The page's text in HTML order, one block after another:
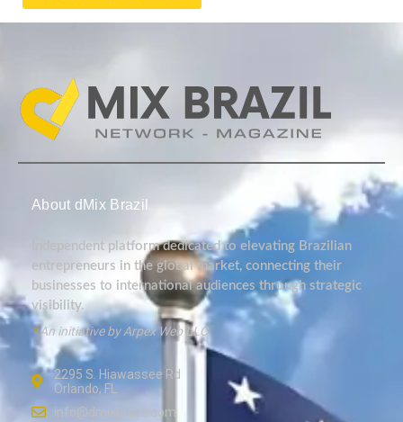
About dMix Brazil
Independent platform dedicated to elevating Brazilian
entrepreneurs in the global market, connecting their
businesses to international audiences through strategic
visibility.
*An initiative by Arpex Web LLC.
2295 S. Hiawassee Rd
Orlando, FL
info@dmixbrazil.com